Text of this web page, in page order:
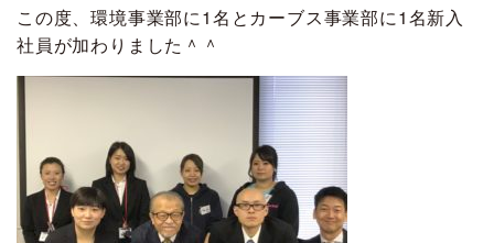
この度、環境事業部に1名とカーブス事業部に1名新入
社員が加わりました＾＾